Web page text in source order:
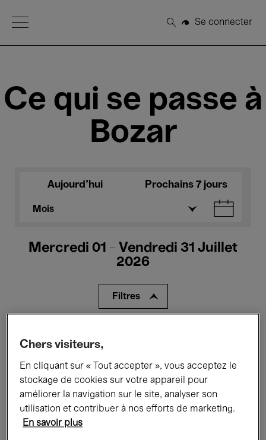
Open Menu
Rechercher
Se connecter
Ce qui se passe à
Bozar
Aujourd'hui Prochains 7 jours
Mois
Mercredi 01 - Vendredi 31 Juillet
2026
Filtres
Expositions Films Performances
Rencontres & Débats Jazz
Musique classique
Chers visiteurs,
En cliquant sur « Tout accepter », vous acceptez le
stockage de cookies sur votre appareil pour
améliorer la navigation sur le site, analyser son
utilisation et contribuer à nos efforts de marketing.
En savoir plus